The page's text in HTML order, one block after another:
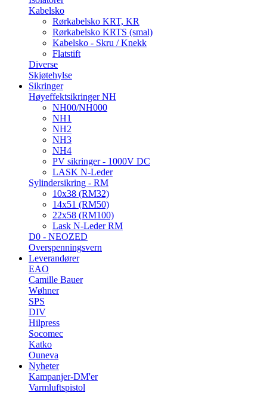
Kabelsko
Rørkabelsko KRT, KR
Rørkabelsko KRTS (smal)
Kabelsko - Skru / Knekk
Flatstift
Diverse
Skjøtehylse
Sikringer
Høyeffektsikringer NH
NH00/NH000
NH1
NH2
NH3
NH4
PV sikringer - 1000V DC
LASK N-Leder
Sylindersikring - RM
10x38 (RM32)
14x51 (RM50)
22x58 (RM100)
Lask N-Leder RM
D0 - NEOZED
Overspenningsvern
Leverandører
EAO
Camille Bauer
Wøhner
SPS
DIV
Hilpress
Socomec
Katko
Ouneva
Nyheter
Kampanjer-DM'er
Varmluftspistol